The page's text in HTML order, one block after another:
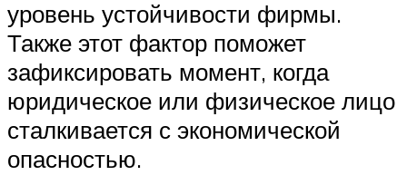
уровень устойчивости фирмы.
Также этот фактор поможет
зафиксировать момент, когда
юридическое или физическое лицо
сталкивается с экономической
опасностью.